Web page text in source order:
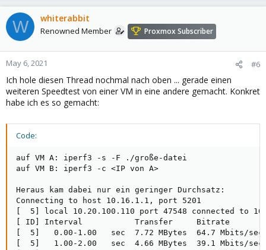
W whiterabbit
Renowned Member Proxmox Subscriber
May 6, 2021 #6
Ich hole diesen Thread nochmal nach oben ... gerade einen
weiteren Speedtest von einer VM in eine andere gemacht. Konkret
habe ich es so gemacht:
Code:
auf VM A: iperf3 -s -F ./große-datei
auf VM B: iperf3 -c <IP von A>
Heraus kam dabei nur ein geringer Durchsatz:
Connecting to host 10.16.1.1, port 5201
[  5] local 10.20.100.110 port 47548 connected to
[ ID] Interval           Transfer     Bitrate
[  5]   0.00-1.00   sec  7.72 MBytes  64.7
[  5]   1.00-2.00   sec  4.66 MBytes  39.1